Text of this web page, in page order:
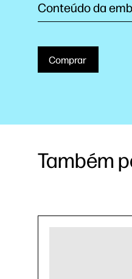
Conteúdo da
Comprar
Também